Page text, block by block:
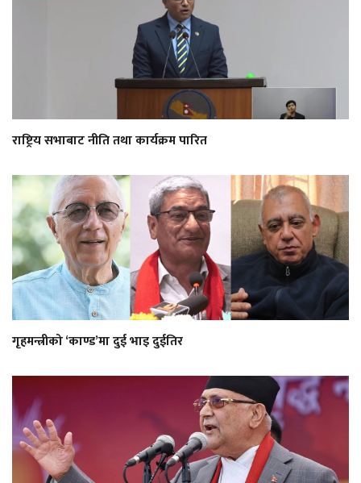
राष्ट्रिय सभाबाट नीति तथा कार्यक्रम पारित
गृहमन्त्रीको ‘काण्ड’मा दुई भाइ दुईतिर